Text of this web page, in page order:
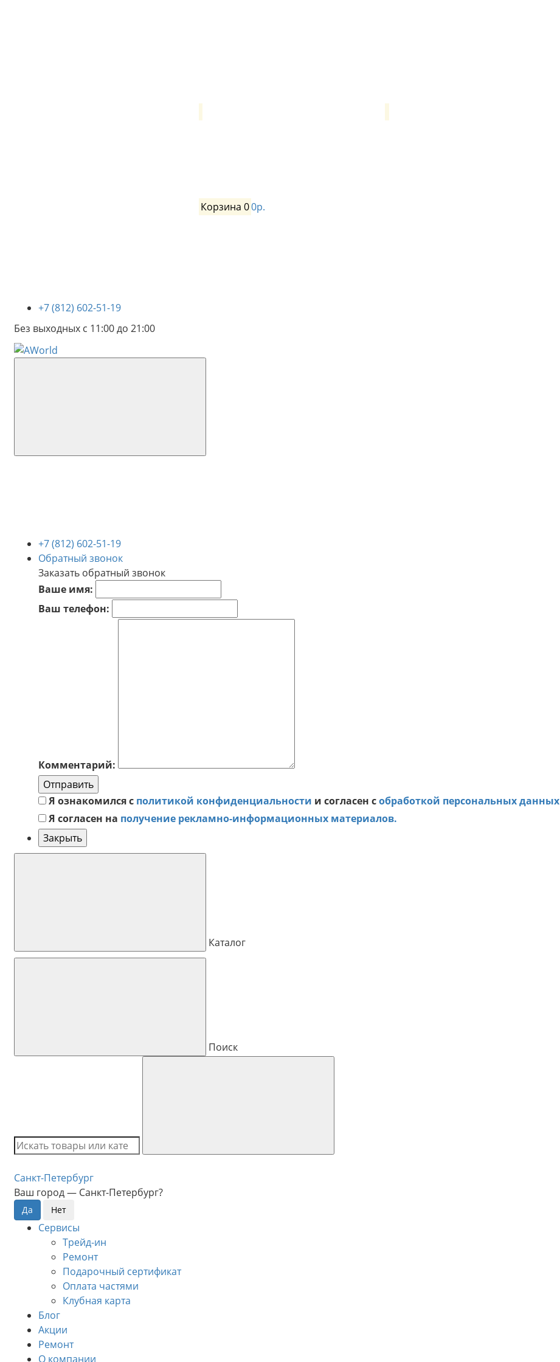
Корзина 00р.
+7 (812) 602-51-19
Без выходных с 11:00 до 21:00
+7 (812) 602-51-19
Обратный звонок
Заказать обратный звонок
Ваше имя:
Ваш телефон:
Комментарий:
Отправить
Я ознакомился с политикой конфиденциальности и согласен собработкой персональных данных
Я согласен на получение рекламно-информационных материалов.
Закрыть
Каталог
Поиск
Санкт-Петербург
Ваш город — Санкт-Петербург?
Сервисы
Трейд-ин
Ремонт
Подарочный сертификат
Оплата частями
Клубная карта
Блог
Акции
Ремонт
О компании